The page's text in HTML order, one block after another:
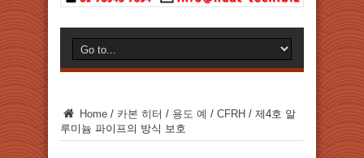
Home / 카본 히터 / 용도 예 / CFRH / 제4호 알
루미늄 파이프의 방식 보호